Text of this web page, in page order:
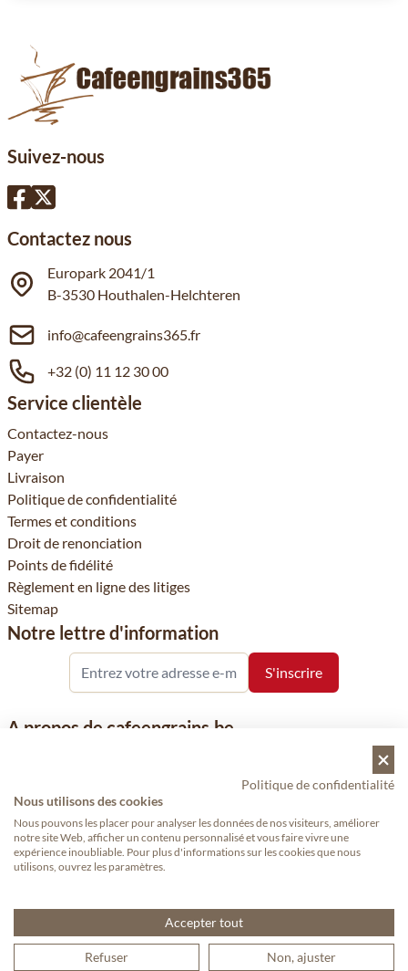
Suivez-nous
Contactez nous
Europark 2041/1
B-3530 Houthalen-Helchteren
info@cafeengrains365.fr
+32 (0) 11 12 30 00
Service clientèle
Contactez-nous
Payer
Livraison
Politique de confidentialité
Termes et conditions
Droit de renonciation
Points de fidélité
Règlement en ligne des litiges
Sitemap
Notre lettre d'information
A propos de cafeengrains.be
Le grain de café fait partie de la société VHN et se concentre sur
la vente de produits à base de café, de renommée nationale et
internationale, tels que le café, les grains de café, le café moulu
et les dosettes de café, garants de qualité.
Proudly made by eWings eCommerce
Politique de confidentialité
Nous utilisons des cookies
Nous pouvons les placer pour analyser les données de nos visiteurs, améliorer
notre site Web, afficher un contenu personnalisé et vous faire vivre une
expérience inoubliable. Pour plus d'informations sur les cookies que nous
utilisons, ouvrez les paramètres.
Accepter tout
Refuser Non, ajuster